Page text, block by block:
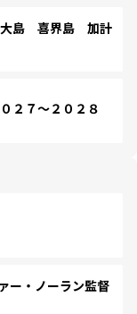
島 喜界島 加計
７～２０２８
ー・ノーラン監督